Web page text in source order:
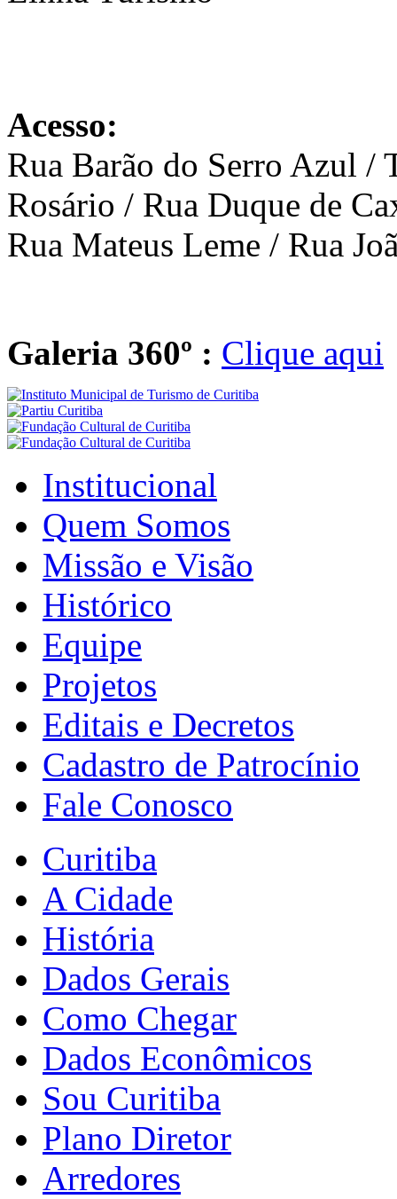
Acesso:
Rua Barão do Serro Azul /
Rosário / Rua Duque de
Rua Mateus Leme / Rua
Galeria 360º : Clique aqui
Institucional
Quem Somos
Missão e Visão
Histórico
Equipe
Projetos
Editais e Decretos
Cadastro de Patrocínio
Fale Conosco
Curitiba
A Cidade
História
Dados Gerais
Como Chegar
Dados Econômicos
Sou Curitiba
Plano Diretor
Arredores